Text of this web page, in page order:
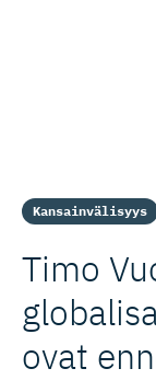
Kansainvälisyys
Timo
ovat